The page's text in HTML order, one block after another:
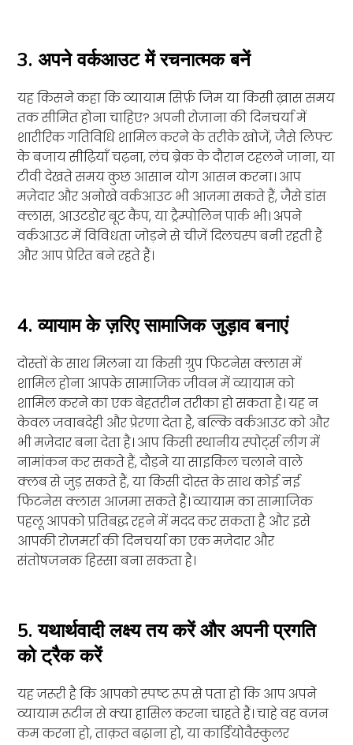
3. अपने वर्कआउट में रचनात्मक बनें
यह किसने कहा कि व्यायाम सिर्फ़ जिम या किसी ख़ास समय
तक सीमित होना चाहिए? अपनी रोज़ाना की दिनचर्या में
शारीरिक गतिविधि शामिल करने के तरीके खोजें, जैसे लिफ्ट
के बजाय सीढ़ियाँ चढ़ना, लंच ब्रेक के दौरान टहलने जाना, या
टीवी देखते समय कुछ आसान योग आसन करना। आप
मज़ेदार और अनोखे वर्कआउट भी आज़मा सकते हैं, जैसे डांस
क्लास, आउटडोर बूट कैंप, या ट्रैम्पोलिन पार्क भी। अपने
वर्कआउट में विविधता जोड़ने से चीज़ें दिलचस्प बनी रहती हैं
और आप प्रेरित बने रहते हैं।
4. व्यायाम के ज़रिए सामाजिक जुड़ाव बनाएं
दोस्तों के साथ मिलना या किसी ग्रुप फिटनेस क्लास में
शामिल होना आपके सामाजिक जीवन में व्यायाम को
शामिल करने का एक बेहतरीन तरीका हो सकता है। यह न
केवल जवाबदेही और प्रेरणा देता है, बल्कि वर्कआउट को और
भी मज़ेदार बना देता है। आप किसी स्थानीय स्पोर्ट्स लीग में
नामांकन कर सकते हैं, दौड़ने या साइकिल चलाने वाले
क्लब से जुड़ सकते हैं, या किसी दोस्त के साथ कोई नई
फिटनेस क्लास आज़मा सकते हैं। व्यायाम का सामाजिक
पहलू आपको प्रतिबद्ध रहने में मदद कर सकता है और इसे
आपकी रोज़मर्रा की दिनचर्या का एक मज़ेदार और
संतोषजनक हिस्सा बना सकता है।
5. यथार्थवादी लक्ष्य तय करें और अपनी प्रगति
को ट्रैक करें
यह ज़रूरी है कि आपको स्पष्ट रूप से पता हो कि आप अपने
व्यायाम रूटीन से क्या हासिल करना चाहते हैं। चाहे वह वज़न
कम करना हो, ताक़त बढ़ाना हो, या कार्डियोवैस्कुलर